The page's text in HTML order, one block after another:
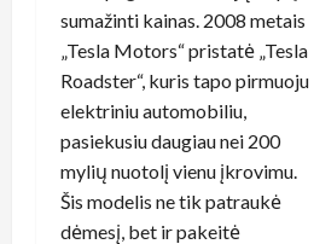
sumažinti kainas. 2008 metais
„Tesla Motors“ pristatė „Tesla
Roadster“, kuris tapo pirmuoju
elektriniu automobiliu,
pasiekusiu daugiau nei 200
mylių nuotolį vienu įkrovimu.
Šis modelis ne tik patraukė
dėmesį, bet ir pakeitė